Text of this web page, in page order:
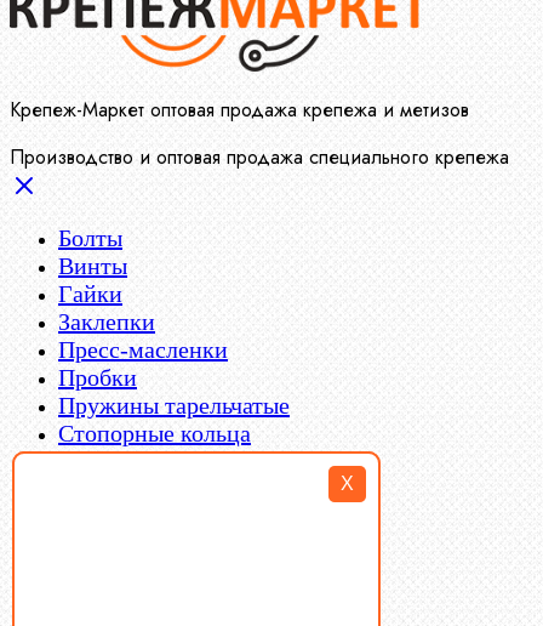
X
Крепеж-Маркет оптовая продажа крепежа и метизов
Производство и оптовая продажа специального крепежа
Болты
Винты
Гайки
Заклепки
Пресс-масленки
Пробки
Пружины тарельчатые
Стопорные кольца
Такелаж